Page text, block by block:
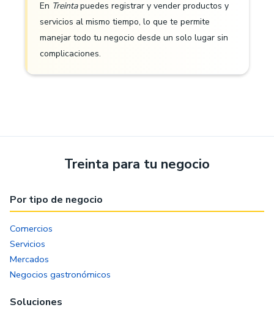
En Treintapuedes registrar y vender productos y
servicios al mismo tiempo, lo que te permite
manejar todo tu negocio desde un solo lugar sin
complicaciones.
Treinta para tu negocio
Por tipo de negocio
Comercios
Servicios
Mercados
Negocios gastronómicos
Soluciones